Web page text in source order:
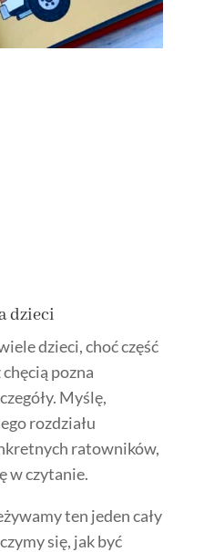
dzieci
dzieci, choć część
pozna
Myślę,
rozdziału
ratowników,
w czytanie.
ten jeden cały
się, jak być